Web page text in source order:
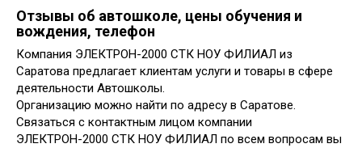
Отзывы об автошколе, цены обучения и
вождения, телефон
Компания ЭЛЕКТРОН-2000 СТК НОУ ФИЛИАЛ из
Саратова предлагает клиентам услуги и товары в сфере
деятельности Автошколы.
Организацию можно найти по адресу в Саратове.
Связаться с контактным лицом компании
ЭЛЕКТРОН-2000 СТК НОУ ФИЛИАЛ по всем вопросам вы